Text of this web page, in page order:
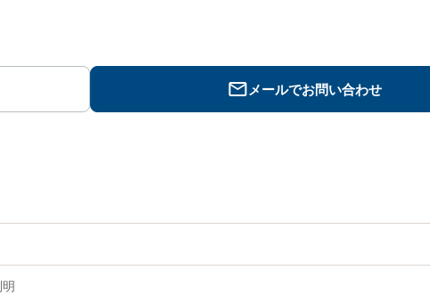
メールでお問い合わせ